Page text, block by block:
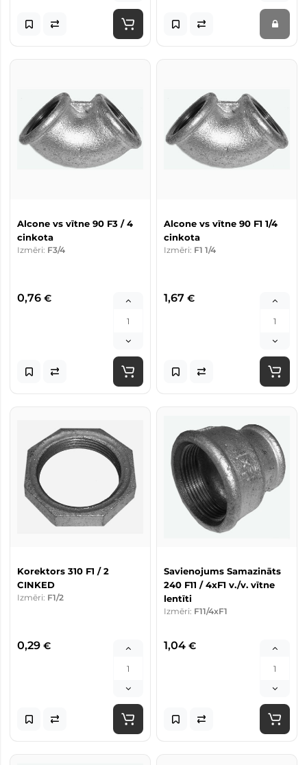
Alcone vs vītne 90 F3 / 4
cinkota
Izmēri: F3/4
0,76 €
Alcone vs vītne 90 F1 1/4
cinkota
Izmēri: F1 1/4
1,67 €
Korektors 310 F1 / 2
CINKED
Izmēri: F1/2
0,29 €
Savienojums Samazināts
240 F11 / 4xF1 v./v. vītne
lentīti
Izmēri: F11/4xF1
1,04 €